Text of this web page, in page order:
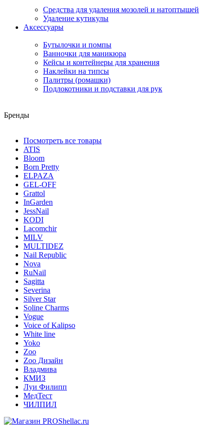
Средства для удаления мозолей и натоптышей
Удаление кутикулы
Аксессуары
Бутылочки и помпы
Ванночки для маникюра
Кейсы и контейнеры для хранения
Наклейки на типсы
Палитры (ромашки)
Подлокотники и подставки для рук
Бренды
Посмотреть все товары
ATIS
Bloom
Born Pretty
ELPAZA
GEL-OFF
Grattol
InGarden
JessNail
KODI
Lacomchir
MILV
MULTIDEZ
Nail Republic
Nova
RuNail
Sagitta
Severina
Silver Star
Soline Charms
Vogue
Voice of Kalipso
White line
Yoko
Zoo
Zoo Дизайн
Владмива
КМИЗ
Луи Филипп
МедТест
ЧИЛПИЛ